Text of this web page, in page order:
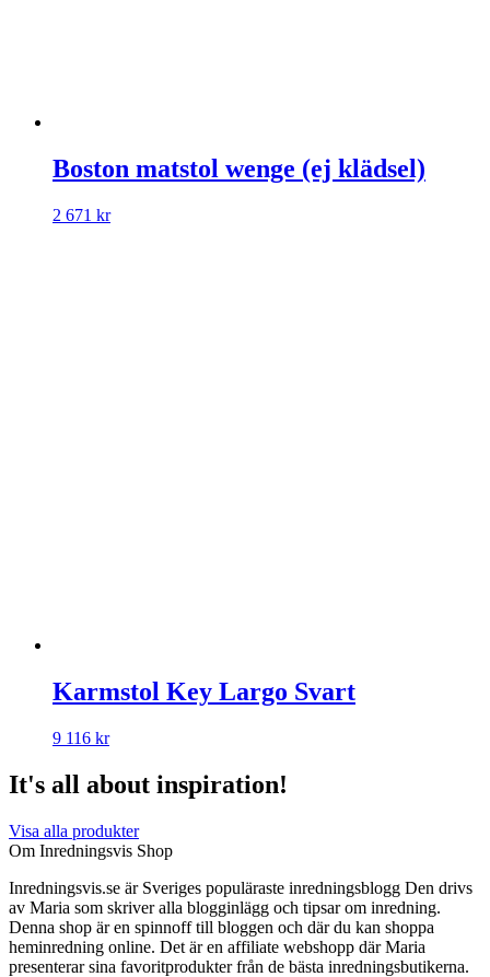
Boston matstol wenge (ej klädsel)
2 671 kr
Karmstol Key Largo Svart
9 116 kr
It's all about inspiration!
Visa alla produkter
Om Inredningsvis Shop
Inredningsvis.se är Sveriges populäraste inredningsblogg Den drivs
av Maria som skriver alla blogginlägg och tipsar om inredning.
Denna shop är en spinnoff till bloggen och där du kan shoppa
heminredning online. Det är en affiliate webshopp där Maria
presenterar sina favoritprodukter från de bästa inredningsbutikerna.